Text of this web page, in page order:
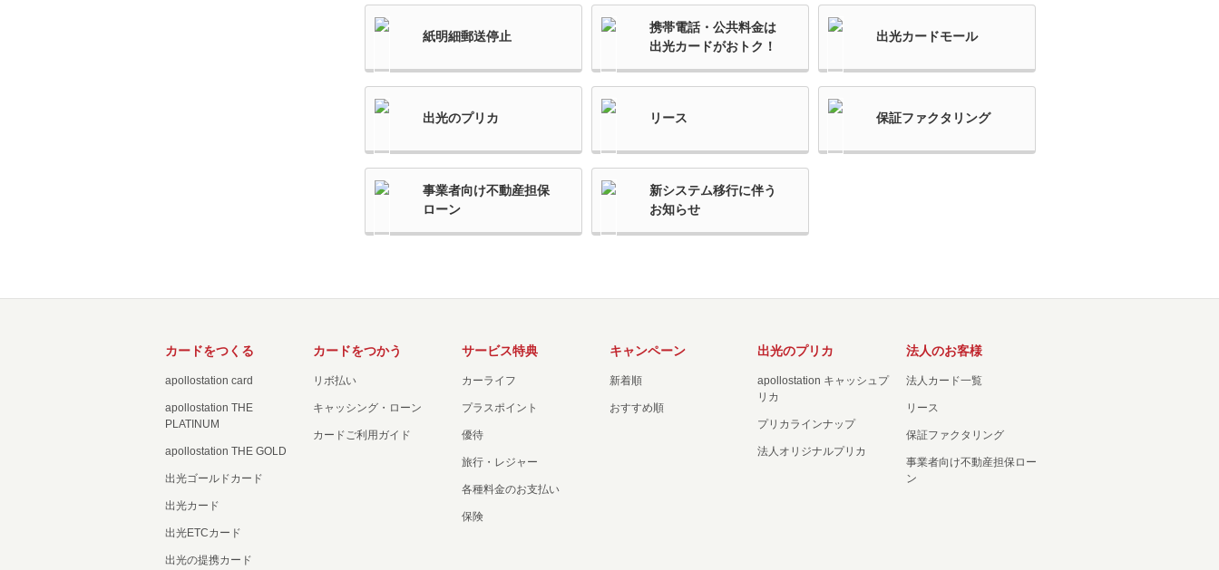
紙明細郵送停止
携帯電話・公共料金は
出光カードがおトク！
出光カードモール
出光のプリカ リース 保証ファクタリング
事業者向け不動産担保
ローン
新システム移行に伴う
お知らせ
カードをつくる
apollostation card
apollostation THE
PLATINUM
apollostation THE GOLD
出光ゴールドカード
出光カード
出光ETCカード
出光の提携カード
カードをつかう
リボ払い
キャッシング・ローン
カードご利用ガイド
サービス特典
カーライフ
プラスポイント
優待
旅行・レジャー
各種料金のお支払い
保険
キャンペーン
新着順
おすすめ順
出光のプリカ
apollostation キャッシュプ
リカ
プリカラインナップ
法人オリジナルプリカ
法人のお客様
法人カード一覧
リース
保証ファクタリング
事業者向け不動産担保ロー
ン